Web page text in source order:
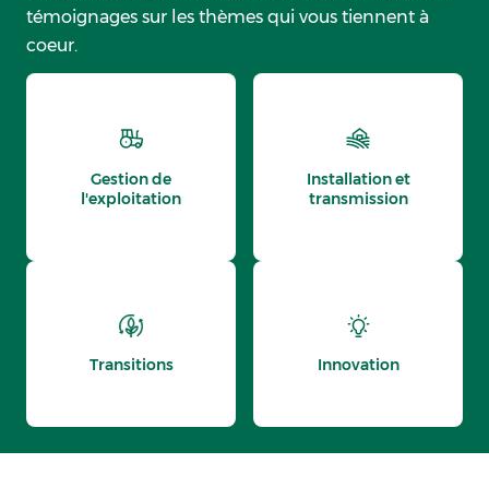
témoignages sur les thèmes qui vous tiennent à
coeur.
Gestion de
l'exploitation
Installation et
transmission
Transitions Innovation